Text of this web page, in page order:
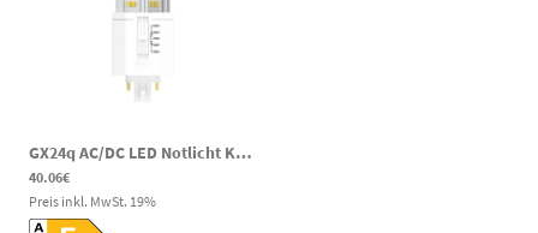
GX24q AC/DC LED Notlicht Kompaktleuchtstofflampe 8W 1750-1820lm 3000-6500K 141-269V DC 100-277V AC
40.06€
Preis inkl. MwSt. 19%